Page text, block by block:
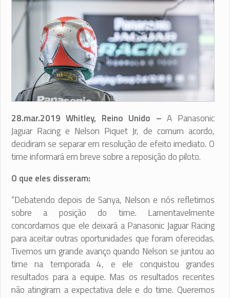
28.mar.2019 Whitley, Reino Unido –A Panasonic
Jaguar Racing e Nelson Piquet Jr, de comum acordo,
decidiram se separar em resolução de efeito imediato. O
time informará em breve sobre a reposição do piloto.
O que eles disseram:
“Debatendo depois de Sanya, Nelson e nós refletimos
sobre a posição do time. Lamentavelmente
concordamos que ele deixará a Panasonic Jaguar Racing
para aceitar outras oportunidades que foram oferecidas.
Tivemos um grande avanço quando Nelson se juntou ao
time na temporada 4, e ele conquistou grandes
resultados para a equipe. Mas os resultados recentes
não atingiram a expectativa dele e do time. Queremos